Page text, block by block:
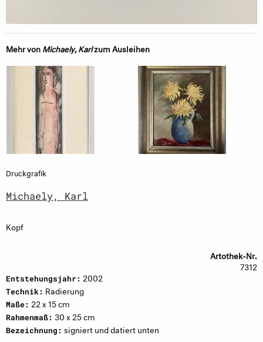
Mehr vonMichaely, Karlzum Ausleihen
Druckgrafik
Michaely, Karl
Kopf
Artothek-Nr.
7312
Entstehungsjahr: 2002
Technik: Radierung
Maße: 22 x 15 cm
Rahmenmaß: 30 x 25 cm
Bezeichnung: signiert und datiert unten